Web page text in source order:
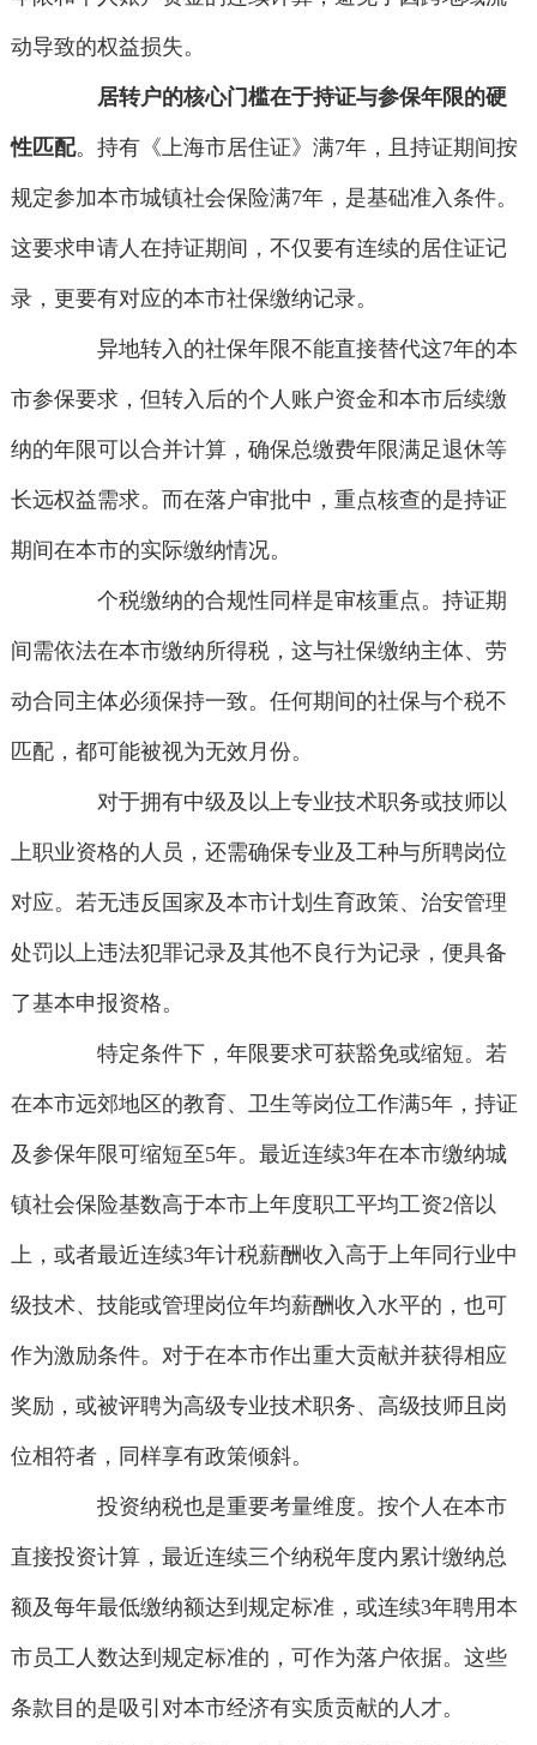
动导致的权益损失。
居转户的核心门槛在于持证与参保年限的硬
性匹配。持有《上海市居住证》满7年，且持证期间按
规定参加本市城镇社会保险满7年，是基础准入条件。
这要求申请人在持证期间，不仅要有连续的居住证记
录，更要有对应的本市社保缴纳记录。
异地转入的社保年限不能直接替代这7年的本
市参保要求，但转入后的个人账户资金和本市后续缴
纳的年限可以合并计算，确保总缴费年限满足退休等
长远权益需求。而在落户审批中，重点核查的是持证
期间在本市的实际缴纳情况。
个税缴纳的合规性同样是审核重点。持证期
间需依法在本市缴纳所得税，这与社保缴纳主体、劳
动合同主体必须保持一致。任何期间的社保与个税不
匹配，都可能被视为无效月份。
对于拥有中级及以上专业技术职务或技师以
上职业资格的人员，还需确保专业及工种与所聘岗位
对应。若无违反国家及本市计划生育政策、治安管理
处罚以上违法犯罪记录及其他不良行为记录，便具备
了基本申报资格。
特定条件下，年限要求可获豁免或缩短。若
在本市远郊地区的教育、卫生等岗位工作满5年，持证
及参保年限可缩短至5年。最近连续3年在本市缴纳城
镇社会保险基数高于本市上年度职工平均工资2倍以
上，或者最近连续3年计税薪酬收入高于上年同行业中
级技术、技能或管理岗位年均薪酬收入水平的，也可
作为激励条件。对于在本市作出重大贡献并获得相应
奖励，或被评聘为高级专业技术职务、高级技师且岗
位相符者，同样享有政策倾斜。
投资纳税也是重要考量维度。按个人在本市
直接投资计算，最近连续三个纳税年度内累计缴纳总
额及每年最低缴纳额达到规定标准，或连续3年聘用本
市员工人数达到规定标准的，可作为落户依据。这些
条款目的是吸引对本市经济有实质贡献的人才。